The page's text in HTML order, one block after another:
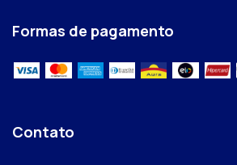
Formas de pagamento
Contato